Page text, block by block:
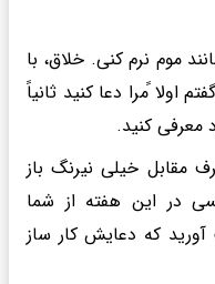
موم نرم کنی. خلاق، با
اولا ًمرا دعا کنید ثانیاً
معرفی کنید.
مقابل خیلی نیرنگ باز
در این هفته از شما
که دعایش کار ساز